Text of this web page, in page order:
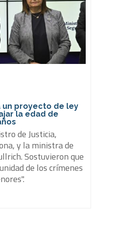
un proyecto de ley
la edad de
de Justicia,
y la ministra de
Sostuvieron que
de los crímenes